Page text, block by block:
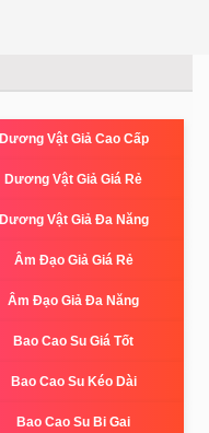
Dương Vật Giả Cao Cấp
Dương Vật Giả Giá Rẻ
Dương Vật Giả Đa Năng
Âm Đạo Giả Giá Rẻ
Âm Đạo Giả Đa Năng
Bao Cao Su Giá Tốt
Bao Cao Su Kéo Dài
Bao Cao Su Bi Gai